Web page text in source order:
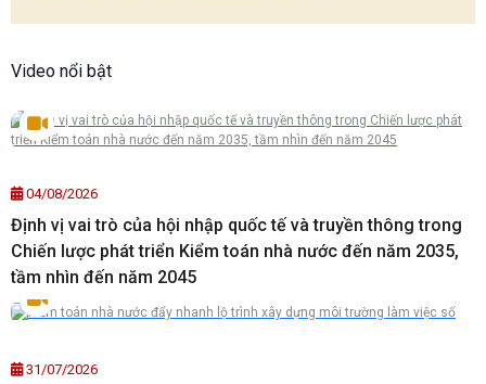
Video nổi bật
04/08/2026
Định vị vai trò của hội nhập quốc tế và truyền thông trong
Chiến lược phát triển Kiểm toán nhà nước đến năm 2035,
tầm nhìn đến năm 2045
31/07/2026